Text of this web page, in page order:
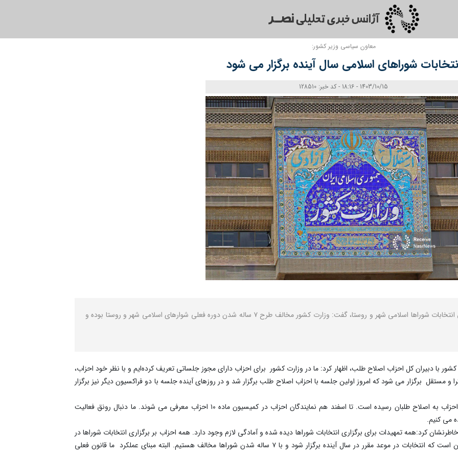
معاون سیاسی وزیر کشور:
شوراهای اسلامی سال آینده برگزار می شود
1403/10/15 - 18:16 - کد خبر: 128510
نصر: معاون سیاسی وزیر کشور درباره احتمال تعویق انتخابات شوراها اسلامی شهر و روستا، گفت: وزارت کشور مخالف طرح ۷ ساله شدن دوره فعلی شوارهای اسلامی شهر و روستا بوده و
با دبیران کل احزاب اصلاح طلب، اظهار کرد: ما در وزارت کشور برای احزاب دارای مجوز جلساتی تعریف کرده‌ایم و با نظر خود احزاب،
برگزار می شود که امروز اولین جلسه با احزاب اصلاح طلب برگزار شد و در روزهای آینده جلسه با دو فراکسیون دیگر نیز برگزار
معاون سیاسی وزیر کشور همچنین گفت:ریاست خانه احزاب به اصلاح طلبان رسیده است. تا اسفند هم نمایندگان احزاب در کمیسیون ماده ۱۰ احزاب معرفی می شوند. ما دنبال رونق فعالیت
می کنیم.
کرد:همه تمهیدات برای برگزاری انتخابات شوراها دیده شده و آمادگی لازم وجود دارد. همه احزاب بر برگزاری انتخابات شوراها در
موعد مقرر تاکید داشتند. موضع رسمی وزارت کشور این است که انتخابات در موعد مقرر در سال آینده برگزار شود و با ۷ ساله شدن شوراها مخالف هستیم. البته مبنای عملکرد ما قانون فعلی